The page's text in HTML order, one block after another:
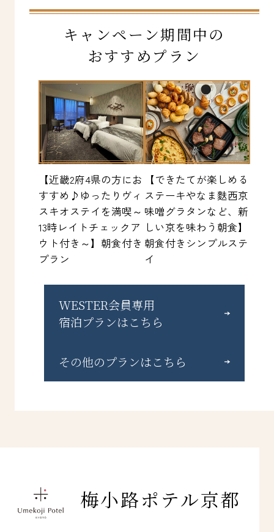
キャンペーン期間中の
おすすめプラン
【近畿2府4県の方にお
すすめ♪ゆったりヴィ
スキオステイを満喫～
13時レイトチェックア
ウト付き～】朝食付き
プラン
【できたてが楽しめる
ステーキやなま麩西京
味噌グラタンなど、新
しい京を味わう朝食】
朝食付きシンプルステ
イ
WESTER会員専用
宿泊プランはこちら
その他のプランはこちら
梅小路ポテル京都